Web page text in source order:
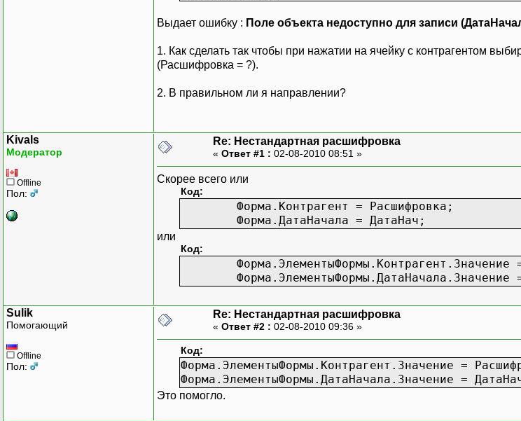
Выдает ошибку : Поле объекта недоступно для записи
1. Как сделать так чтобы при нажатии на ячейку с контрагентом
(Расшифровка = ?).
2. В правильном ли я направлении?
Kivals
Модератор
Offline
Пол:
Re: Нестандартная расшифровка
« Ответ #1 : 02-08-2010 08:51 »
Скорее всего или
Код:
Форма.Контрагент = Расшифровка;
Форма.ДатаНачала = ДатаНач;
или
Код:
Форма.ЭлементыФормы.Контрагент.Значение
Форма.ЭлементыФормы.ДатаНачала.Значение
Sulik
Помогающий
Offline
Пол:
Re: Нестандартная расшифровка
« Ответ #2 : 02-08-2010 09:36 »
Код:
Форма.ЭлементыФормы.Контрагент.Значение =
Форма.ЭлементыФормы.ДатаНачала.Значение =
Это помогло.